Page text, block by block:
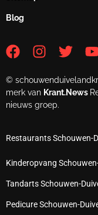
Blog
©
merk van Krant.News
nieuws groep.
Restaurants Schouwen-
Kinderopvang
Tandarts Schouwen-
Pedicure Schouwen-